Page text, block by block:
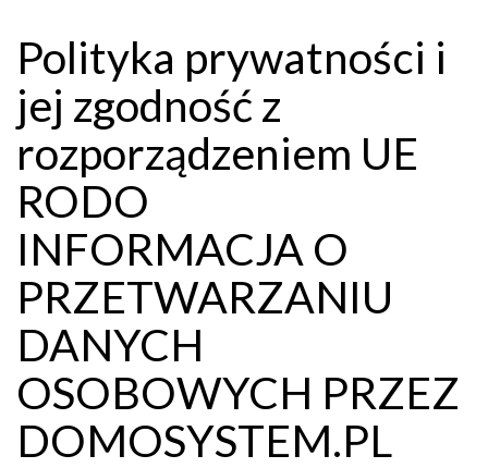
Polityka prywatności i
jej zgodność z
rozporządzeniem UE
RODO
INFORMACJA O
PRZETWARZANIU
DANYCH
OSOBOWYCH PRZEZ
DOMOSYSTEM.PL